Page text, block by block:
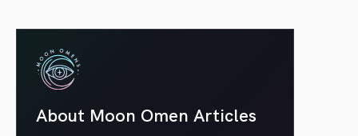
About Moon Omen Articles